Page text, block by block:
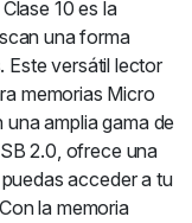
10 es la
una forma
Este versátil lector
memorias Micro
amplia gama de
2.0, ofrece una
acceder a tu
la memoria